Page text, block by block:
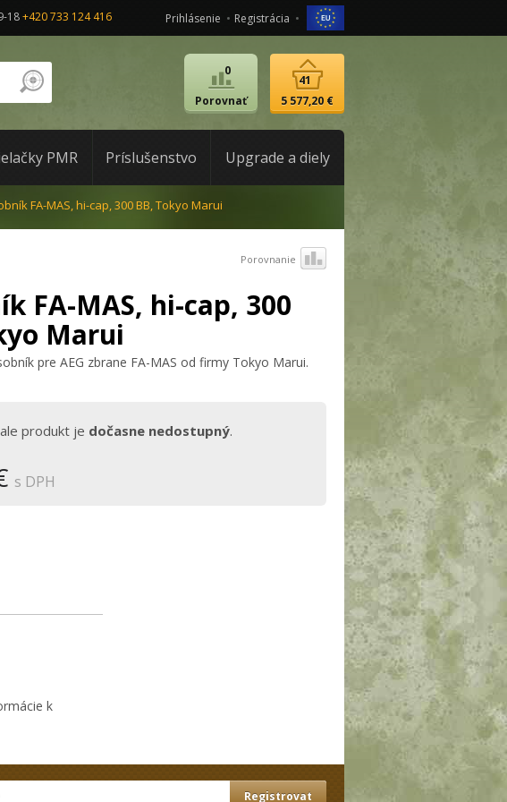
18+420 733 124 416 Prihlásenie Registrácia
Porovnať
0
5 577,20 €
41
PMR Príslušenstvo Upgrade a diely
FA-MAS, hi-cap, 300 BB, Tokyo Marui
Porovnanie
FA-MAS, hi-cap, 300
Marui
pre AEG zbrane FA-MAS od firmy Tokyo Marui.
produkt je dočasne nedostupný.
s DPH
k